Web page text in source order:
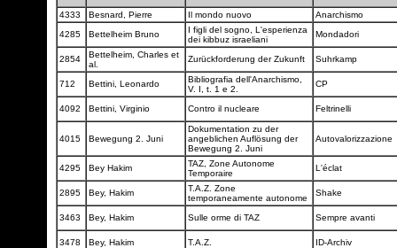
4333 Besnard, Pierre Il mondo nuovo
Anarchismo
4285
Bettelheim Bruno
I figli del sogno, L'esperienza
dei kibbuz israeliani
Mondadori
2854
Bettelheim, Charles et
al.
Zurückforderung der Zukunft Suhrkamp
712 Bettini, Leonardo
Bibliografia dell'Anarchismo,
V. I, t. 1 e 2.
CP
4092 Bettini, Virginio Contro il nucleare Feltrinelli
4015 Bewegung 2. Juni
Dokumentation zu der
angeblichen Auflösung der
Bewegung 2. Juni
Autovalorizzazione
4295 Bey Hakim
TAZ, Zone Autonome
Temporaire
L'éclat
2895 Bey, Hakim
T.A.Z. Zone
temporaneamente autonome
Shake
3463 Bey, Hakim Sulle orme di TAZ Sempre avanti
3478 Bey, Hakim T.A.Z. ID-Archiv